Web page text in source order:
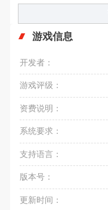
游戏信息
开发者：
游戏评级：
资费说明：
系统要求：
支持语言：
版本号：
更新时间：